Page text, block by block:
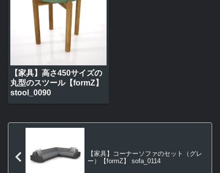
【家具】高さ450サイズの
丸型のスツール【formZ】
stool_0090
【家具】コーナーソファのセット（グレ
ー）【formZ】 sofa_0114